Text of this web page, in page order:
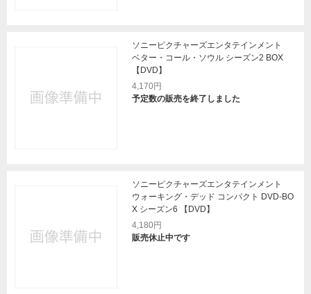
ソニーピクチャーズエンタテインメント
ベター・コール・ソウル シーズン2 BOX
【DVD】
4,170円
予定数の販売を終了しました
ソニーピクチャーズエンタテインメント
ウォーキング・デッド コンパクト DVD-BO
X シーズン6 【DVD】
4,180円
販売休止中です